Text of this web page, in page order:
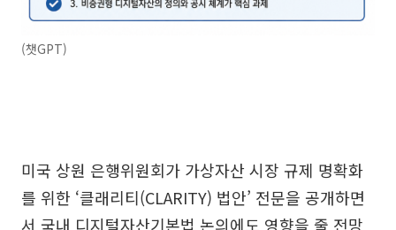
(챗GPT)
미국 상원 은행위원회가 가상자산 시장 규제 명확화
를 위한 ‘클래리티(CLARITY) 법안’ 전문을 공개하면
서 국내 디지털자산기본법 논의에도 영향을 줄 전망